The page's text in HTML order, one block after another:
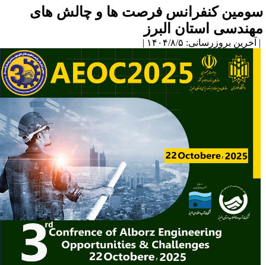
کنفرانس فرصت ها و چالش های
استان البرز
بروزرسانی: ۱۴۰۴/۸/۵ |